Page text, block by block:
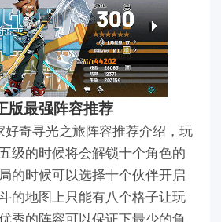
版最强阵容推荐
好奇寻光之旅阵容推荐介绍，玩
级的时候将会解锁十个角色的
的时候可以选择十个伙伴开启
的地图上只能有八个格子让玩
秀的阵容可以保证下最少的角